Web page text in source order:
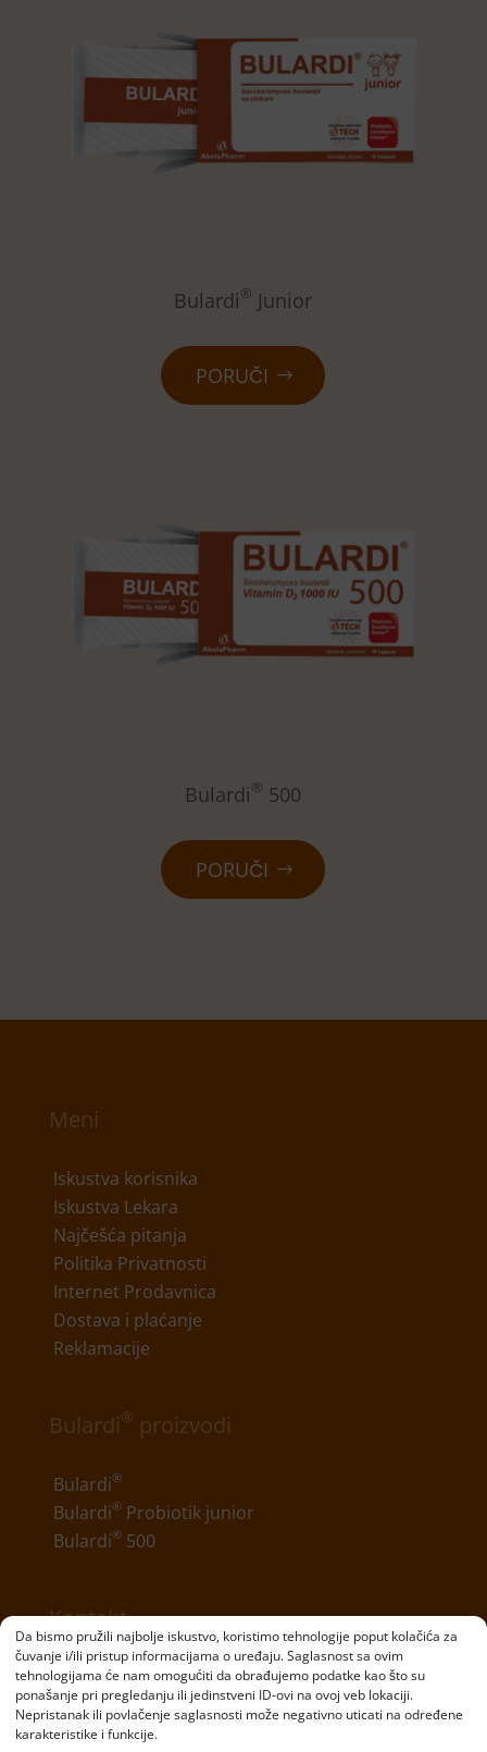
Da bismo pružili najbolje iskustvo, koristimo tehnologije poput kolačića za
čuvanje i/ili pristup informacijama o uređaju. Saglasnost sa ovim
tehnologijama će nam omogućiti da obrađujemo podatke kao što su
ponašanje pri pregledanju ili jedinstveni ID-ovi na ovoj veb lokaciji.
Nepristanak ili povlačenje saglasnosti može negativno uticati na određene
karakteristike i funkcije.
Bulardi® Junior
PORUČI
Bulardi® 500
PORUČI
Meni
Iskustva korisnika
Iskustva Lekara
Najčešća pitanja
Politika Privatnosti
Internet Prodavnica
Dostava i plaćanje
Reklamacije
Bulardi ® proizvodi
Bulardi®
Bulardi®Probiotik junior
Bulardi®500
Kontakt
Telefon: +381 11 20 70 807
Email:kontakt@bulardi.com